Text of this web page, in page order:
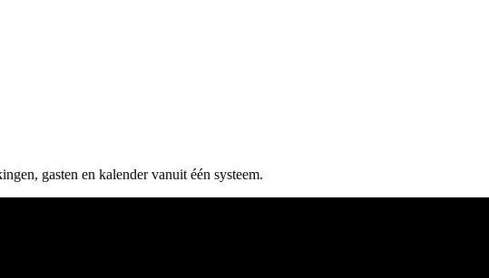
gasten en kalender vanuit één systeem.